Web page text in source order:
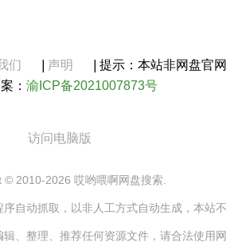
们 声明
提示：本站非网盘官网
： 渝ICP备2021007873号
访问电脑版
© 2010-2026 哎哟喂啊网盘搜索.
自动抓取，以非人工方式自动生成，本站不
、整理、推荐任何资源文件，请合法使用网